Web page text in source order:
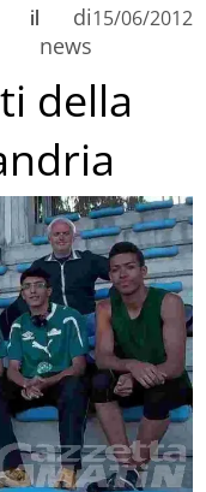
di
news
il 15/06/2012
della